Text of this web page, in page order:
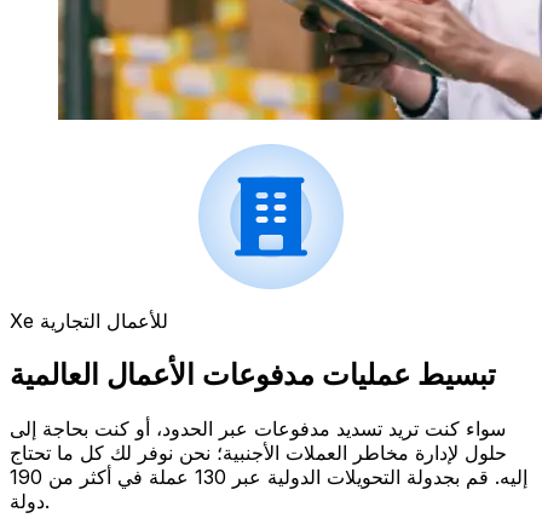
Xe للأعمال التجارية
تبسيط عمليات مدفوعات الأعمال العالمية
سواء كنت تريد تسديد مدفوعات عبر الحدود، أو كنت بحاجة إلى
حلول لإدارة مخاطر العملات الأجنبية؛ نحن نوفر لك كل ما تحتاج
إليه. قم بجدولة التحويلات الدولية عبر 130 عملة في أكثر من 190
دولة.